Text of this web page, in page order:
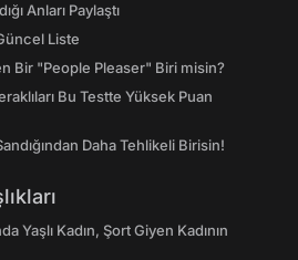
Anları Paylaştı
Liste
Bir "People Pleaser" Biri misin?
Bu Testte Yüksek Puan
Daha Tehlikeli Birisin!
Yaşlı Kadın, Şort Giyen Kadının